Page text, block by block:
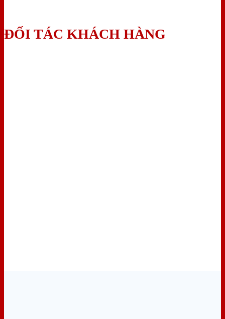
ĐỐI TÁC KHÁCH HÀNG